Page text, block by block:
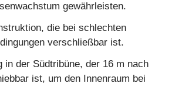
gewährleisten.
die bei schlechten
verschließbar ist.
in der Südtribüne, der 16 m nach
ist, um den Innenraum bei